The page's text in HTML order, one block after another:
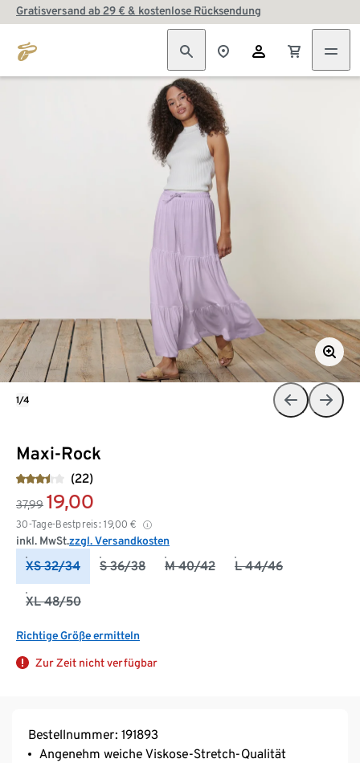
Gratisversand ab 29 € & kostenlose Rücksendung
Maxi-Rock
(22)
37,99 19,00
30-Tage-Bestpreis: 19,00 €
inkl. MwSt.zzgl. Versandkosten
XS 32/34 S 36/38 M 40/42 L 44/46
XL 48/50
Richtige Größe ermitteln
Zur Zeit nicht verfügbar
1/4
Bestellnummer: 191893
Angenehm weiche Viskose-Stretch-Qualität